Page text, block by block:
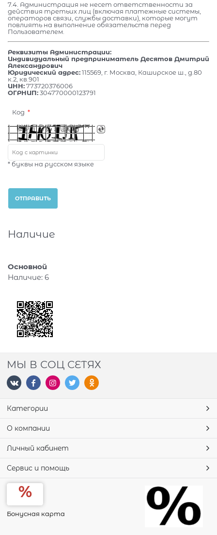
7.4. Администрация не несет ответственности за
действия третьих лиц (включая платежные системы,
операторов связи, службы доставки), которые могут
повлиять на выполнение обязательств перед
Пользователем.
Реквизиты Администрации:
Индивидуальный предприниматель Десятов Дмитрий
Александрович
Юридический адрес:115569, г. Москва, Каширское ш., д.80
к.2, кв.901
ИНН:773720376006
ОГРНИП:304770000123791
Код
* буквы на русском языке
Наличие
Основной
Наличие: 6
МЫ В СОЦ СЕТЯХ
Категории
О компании
Личный кабинет
Сервис и помощь
Бонусная карта